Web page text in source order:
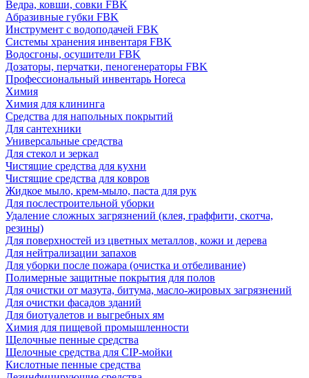
Ведра, ковши, совки FBK
Абразивные губки FBK
Инструмент с водоподачей FBK
Системы хранения инвентаря FBK
Водосгоны, осушители FBK
Дозаторы, перчатки, пеногенераторы FBK
Профессиональный инвентарь Horeca
Химия
Химия для клининга
Средства для напольных покрытий
Для сантехники
Универсальные средства
Для стекол и зеркал
Чистящие средства для кухни
Чистящие средства для ковров
Жидкое мыло, крем-мыло, паста для рук
Для послестроительной уборки
Удаление сложных загрязнений (клея, граффити, скотча,
резины)
Для поверхностей из цветных металлов, кожи и дерева
Для нейтрализации запахов
Для уборки после пожара (очистка и отбеливание)
Полимерные защитные покрытия для полов
Для очистки от мазута, битума, масло-жировых загрязнений
Для очистки фасадов зданий
Для биотуалетов и выгребных ям
Химия для пищевой промышленности
Щелочные пенные средства
Щелочные средства для CIP-мойки
Кислотные пенные средства